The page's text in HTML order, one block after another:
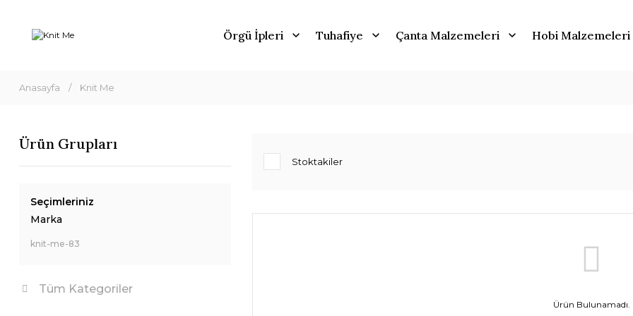
Örgü İpleri Tuhafiye Çanta Malzemeleri Hobi Malzemeleri
Anasayfa Knit Me
Ürün Grupları
Seçimleriniz
Marka
knit-me-83
Tüm Kategoriler
Stoktakiler
Ürün Bulunamadı.